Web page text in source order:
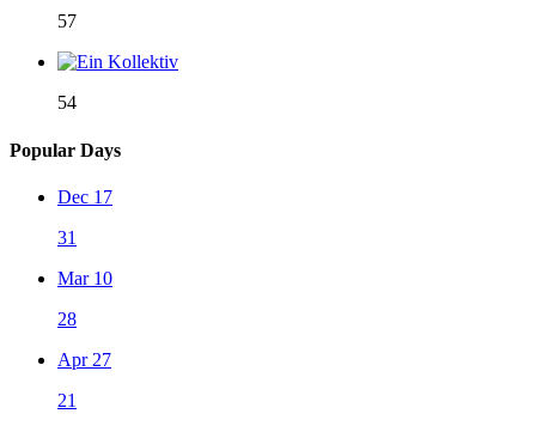
57
54
Popular Days
Dec 17
31
Mar 10
28
Apr 27
21